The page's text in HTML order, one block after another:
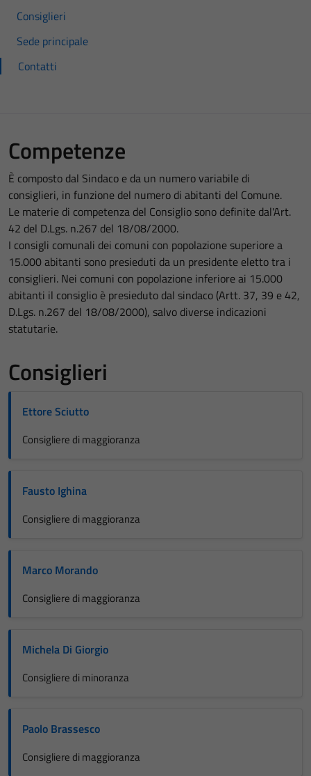
Consiglieri
Sede principale
Contatti
Competenze
È composto dal Sindaco e da un numero variabile di
consiglieri, in funzione del numero di abitanti del Comune.
Le materie di competenza del Consiglio sono definite dal'Art.
42 del D.Lgs. n.267 del 18/08/2000.
I consigli comunali dei comuni con popolazione superiore a
15.000 abitanti sono presieduti da un presidente eletto tra i
consiglieri. Nei comuni con popolazione inferiore ai 15.000
abitanti il consiglio è presieduto dal sindaco (Artt. 37, 39 e 42,
D.Lgs. n.267 del 18/08/2000), salvo diverse indicazioni
statutarie.
Consiglieri
Ettore Sciutto
Consigliere di maggioranza
Fausto Ighina
Consigliere di maggioranza
Marco Morando
Consigliere di maggioranza
Michela Di Giorgio
Consigliere di minoranza
Paolo Brassesco
Consigliere di maggioranza